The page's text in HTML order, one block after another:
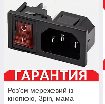
Роз'єм мережевий із
кнопкою, 3pin, мама